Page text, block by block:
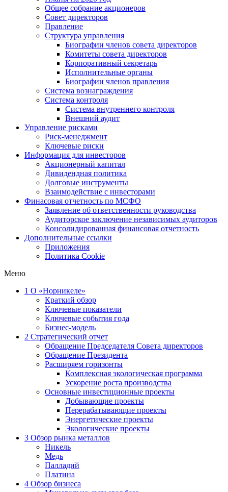
Общее собрание акционеров
Совет директоров
Правление
Структура управления
Биографии членов совета директоров
Комитеты совета директоров
Корпоративный секретарь
Исполнительные органы
Биографии членов правления
Система вознаграждения
Система контроля
Система внутреннего контроля
Внешний аудит
Управление рисками
Риск-менеджмент
Ключевые риски
Информация для инвесторов
Акционерный капитал
Дивидендная политика
Долговые инструменты
Взаимодействие с инвеcторами
Финасовая отчетность по МСФО
Заявление об ответственности руководства
Аудиторское заключение независимых аудиторов
Консолидированная финансовая отчетность
Дополнительные ссылки
Приложения
Политика Cookie
Меню
1 О «Норникеле»
Краткий обзор
Ключевые показатели
Ключевые события года
Бизнес-модель
2 Стратегический отчет
Обращение Председателя Совета директоров
Обращение Президента
Расширяем горизонты
Комплексная экологическая программа
Ускорение роста производства
Основные инвестиционные проекты
Добывающие проекты
Перерабатывающие проекты
Энергетические проекты
Экологические проекты
3 Обзор рынка металлов
Никель
Медь
Палладий
Платина
4 Обзор бизнеса